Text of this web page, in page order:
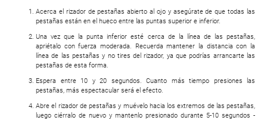
Acerca el rizador de pestañas abierto al ojo y asegúrate de que todas las
pestañas están en el hueco entre las puntas superior e inferior.
Una vez que la punta inferior esté cerca de la línea de las pestañas,
apriétalo con fuerza moderada. Recuerda mantener la distancia con la
línea de las pestañas y no tires del rizador, ya que podrías arrancarte las
pestañas de esta forma.
Espera entre 10 y 20 segundos. Cuanto más tiempo presiones las
pestañas, más espectacular será el efecto.
Abre el rizador de pestañas y muévelo hacia los extremos de las pestañas,
luego ciérralo de nuevo y mantenlo presionado durante 5-10 segundos -